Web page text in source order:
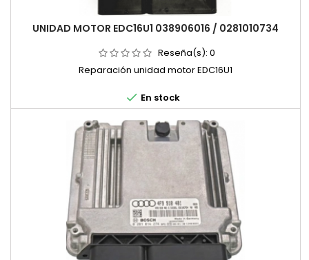
UNIDAD MOTOR EDC16U1 038906016 / 0281010734
Reseña(s): 0
Reparación unidad motor EDC16U1
 En stock